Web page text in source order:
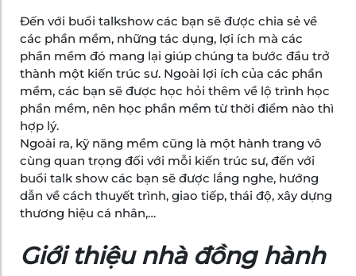
Đến với buổi talkshow các bạn sẽ được chia sẻ về
các phần mềm, những tác dụng, lợi ích mà các
phần mềm đó mang lại giúp chúng ta bước đầu trở
thành một kiến trúc sư. Ngoài lợi ích của các phần
mềm, các bạn sẽ được học hỏi thêm về lộ trình học
phần mềm, nên học phần mềm từ thời điểm nào thì
hợp lý.
Ngoài ra, kỹ năng mềm cũng là một hành trang vô
cùng quan trọng đối với mỗi kiến trúc sư, đến với
buổi talk show các bạn sẽ được lắng nghe, hướng
dẫn về cách thuyết trình, giao tiếp, thái độ, xây dựng
thương hiệu cá nhân,…
Giới thiệu nhà đồng hành